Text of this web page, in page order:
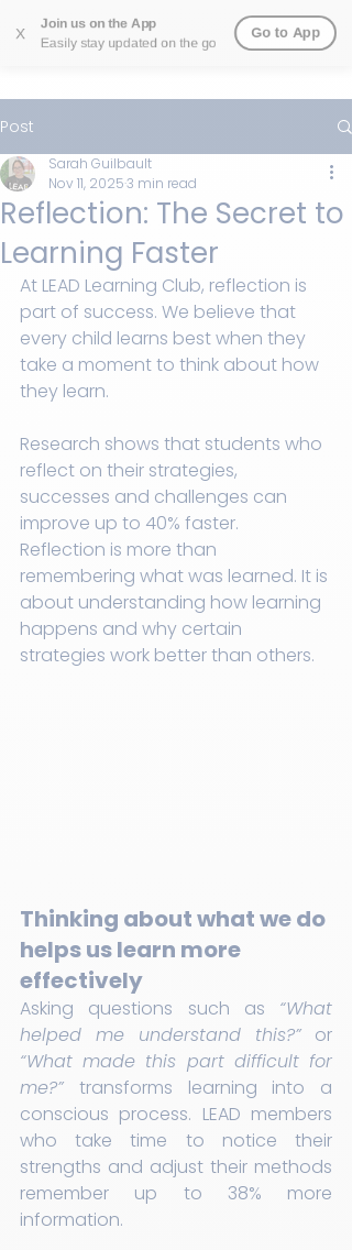
X
Join us on the App
Easily stay updated on the go
Go to App
Post
Reflection: The Secret to
Learning Faster
Sarah Guilbault
Nov 11, 20253 min read
At LEAD Learning Club, reflection is
part of success. We believe that
every child learns best when they
take a moment to think about how
they learn.
Research shows that students who
reflect on their strategies,
successes and challenges can
improve up to 40% faster.
Reflection is more than
remembering what was learned. It is
about understanding how learning
happens and why certain
strategies work better than others.
Thinking about what we do
helps us learn more
effectively
Asking questions such as “What
helped me understand this?”
“What made this part difficult for
me?” transforms learning into a
conscious process. LEAD members
who take time to notice their
strengths and adjust their methods
remember up to 38% more
information.